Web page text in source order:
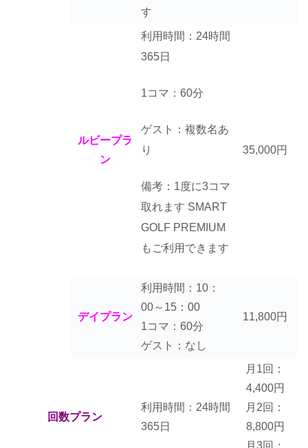
す
ルビープラ
ン
利用時間：24時間
365日
1コマ：60分
ゲスト：複数名あ
り
備考：1度に3コマ
取れます SMART
GOLF PREMIUM
もご利用できます
35,000円
デイプラン
利用時間：10：
00～15：00
1コマ：60分
ゲスト：なし
11,800円
回数プラン
利用時間：24時間
365日
月1回：
4,400円
月2回：
8,800円